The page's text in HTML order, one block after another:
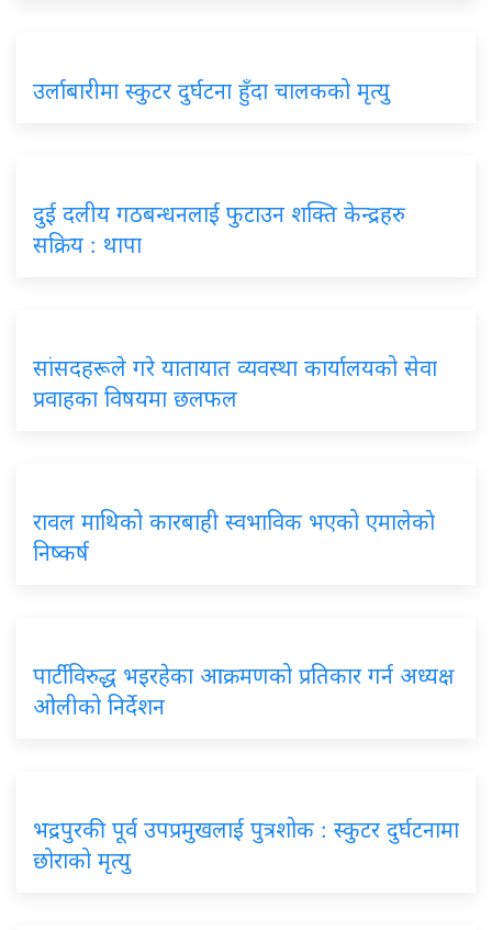
उर्लाबारीमा स्कुटर दुर्घटना हुँदा चालकको मृत्यु
दुई दलीय गठबन्धनलाई फुटाउन शक्ति केन्द्रहरु
सक्रिय : थापा
सांसदहरूले गरे यातायात व्यवस्था कार्यालयको सेवा
प्रवाहका विषयमा छलफल
रावल माथिको कारबाही स्वभाविक भएको एमालेकाे
निष्कर्ष
पार्टीविरुद्ध भइरहेका आक्रमणको प्रतिकार गर्न अध्यक्ष
ओलीको निर्देशन
भद्रपुरकी पूर्व उपप्रमुखलाई पुत्रशोक : स्कुटर दुर्घटनामा
छोराको मृत्यु